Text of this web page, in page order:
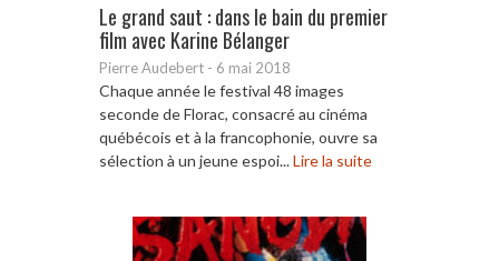
Le grand saut : dans le bain du premier
film avec Karine Bélanger
Pierre Audebert - 6 mai 2018
Chaque année le festival 48 images
seconde de Florac, consacré au cinéma
québécois et à la francophonie, ouvre sa
sélection à un jeune espoi...Lire la suite